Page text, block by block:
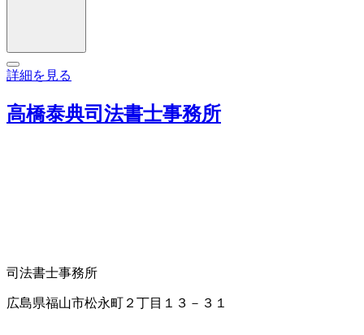
詳細を見る
高橋泰典司法書士事務所
司法書士事務所
広島県福山市松永町２丁目１３－３１